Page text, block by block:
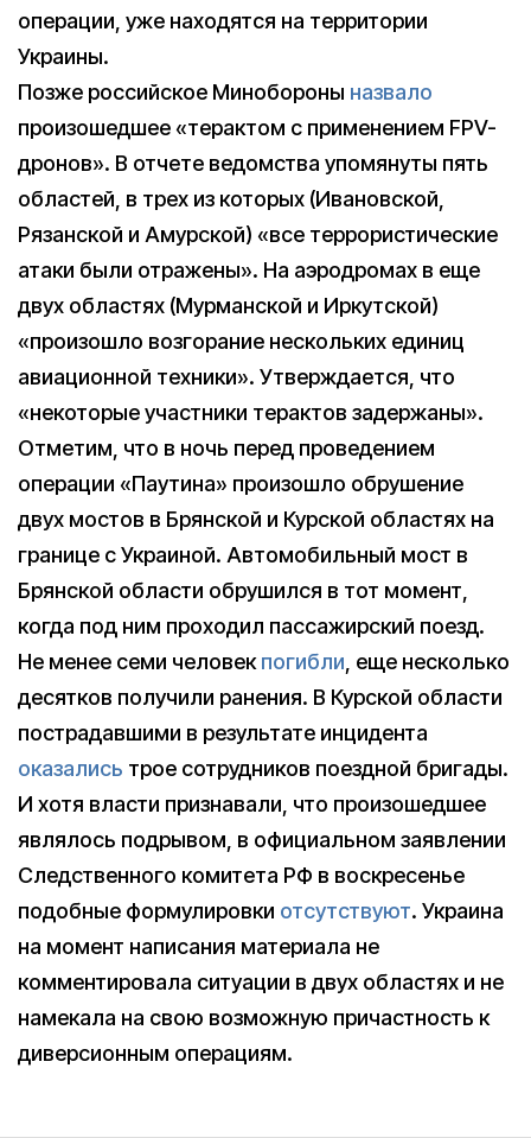
операции, уже находятся на территории
Украины.
Позже российское Минобороны назвало
произошедшее «терактом с применением FPV-
дронов». В отчете ведомства упомянуты пять
областей, в трех из которых (Ивановской,
Рязанской и Амурской) «все террористические
атаки были отражены». На аэродромах в еще
двух областях (Мурманской и Иркутской)
«произошло возгорание нескольких единиц
авиационной техники». Утверждается, что
«некоторые участники терактов задержаны».
Отметим, что в ночь перед проведением
операции «Паутина» произошло обрушение
двух мостов в Брянской и Курской областях на
границе с Украиной. Автомобильный мост в
Брянской области обрушился в тот момент,
когда под ним проходил пассажирский поезд.
Не менее семи человекпогибли , еще несколько
десятков получили ранения. В Курской области
пострадавшими в результате инцидента
оказались трое сотрудников поездной бригады.
И хотя власти признавали, что произошедшее
являлось подрывом, в официальном заявлении
Следственного комитета РФ в воскресенье
подобные формулировки отсутствуют. Украина
на момент написания материала не
комментировала ситуации в двух областях и не
намекала на свою возможную причастность к
диверсионным операциям.